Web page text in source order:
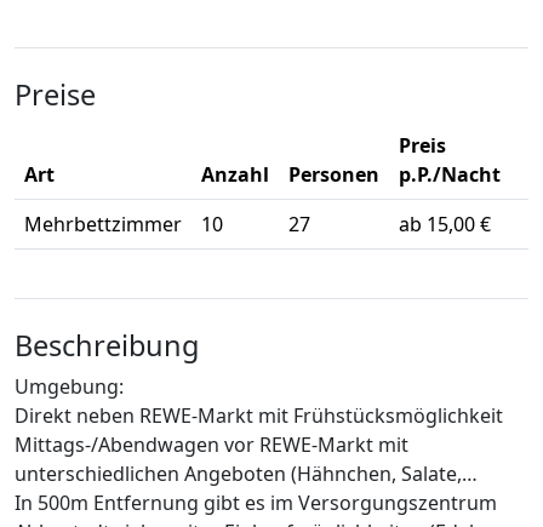
Preise
Art Anzahl Personen
Preis
p.P./Nacht
Mehrbettzimmer
10 27 ab 15,00 €
Beschreibung
Umgebung:
Direkt neben REWE-Markt mit Frühstücksmöglichkeit
Mittags-/Abendwagen vor REWE-Markt mit
unterschiedlichen Angeboten (Hähnchen, Salate,…
In 500m Entfernung gibt es im Versorgungszentrum